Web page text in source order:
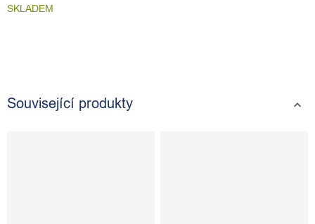
SKLADEM
Související produkty